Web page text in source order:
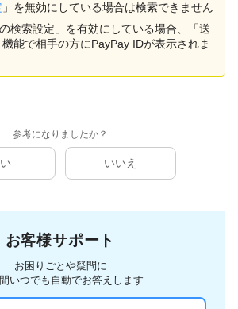
」を無効にしている場合は検索できません
の検索設定」を有効にしている場合、「送
能で相手の方にPayPay IDが表示されま
参考になりましたか？
いいえ
お客様サポート
お困りごとや疑問に
いつでも自動でお答えします